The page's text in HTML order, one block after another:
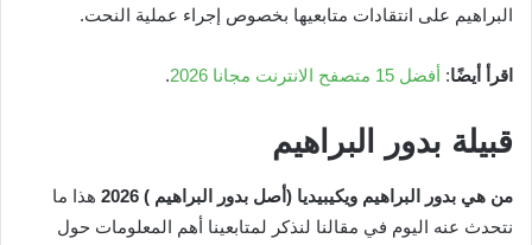
البراهيم على انتقادات متابعيها بخصوص إجراء عملية النحت.
اقرأ أيضًا: أفضل 15 متصفح الانترنت مجانا 2026 .
قبيلة بدور البراهيم
من هي بدور البراهيم ويكيبيديا (أصل بدور البراهيم ) 2026
هذا ما
نتحدث عنه اليوم في مقالنا لنذكر لمتابعينا أهم المعلومات حول